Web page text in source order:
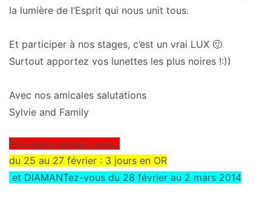
la lumière de l’Esprit qui nous unit tous.
Et participer à nos stages, c’est un vrai LUX 🙂
Surtout apportez vos lunettes les plus noires !:))
Avec nos amicales salutations
Sylvie and Family
Prochains rendez-vous :
du 25 au 27 février : 3 jours en OR
et DIAMANTez-vous du 28 février au 2 mars 2014